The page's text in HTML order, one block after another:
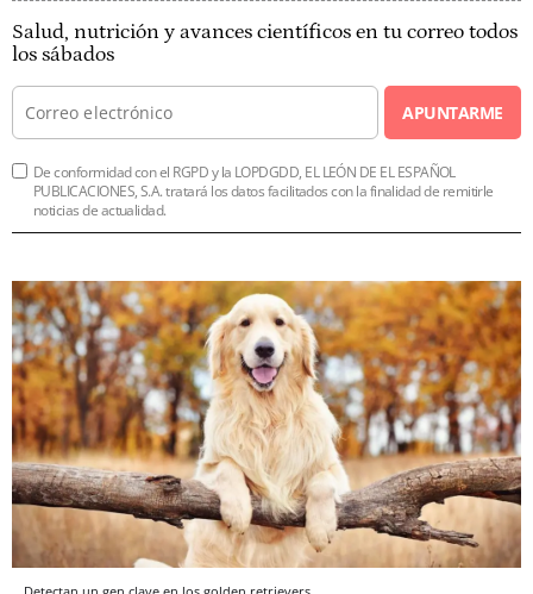
Salud, nutrición y avances científicos en tu correo todos
los sábados
APUNTARME
De conformidad con el RGPD y la LOPDGDD, EL LEÓN DE EL ESPAÑOL
PUBLICACIONES, S.A. tratará los datos facilitados con la finalidad de remitirle
noticias de actualidad.